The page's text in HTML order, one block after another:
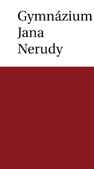
content